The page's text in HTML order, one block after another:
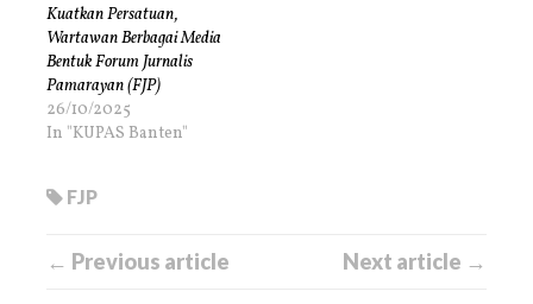
Kuatkan Persatuan,
Wartawan Berbagai Media
Bentuk Forum Jurnalis
Pamarayan (FJP)
26/10/2025
In "KUPAS Banten"
FJP
← Previous article Next article →